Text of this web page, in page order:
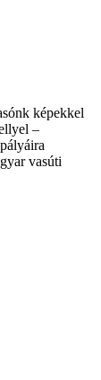
képekkel
–
vasúti